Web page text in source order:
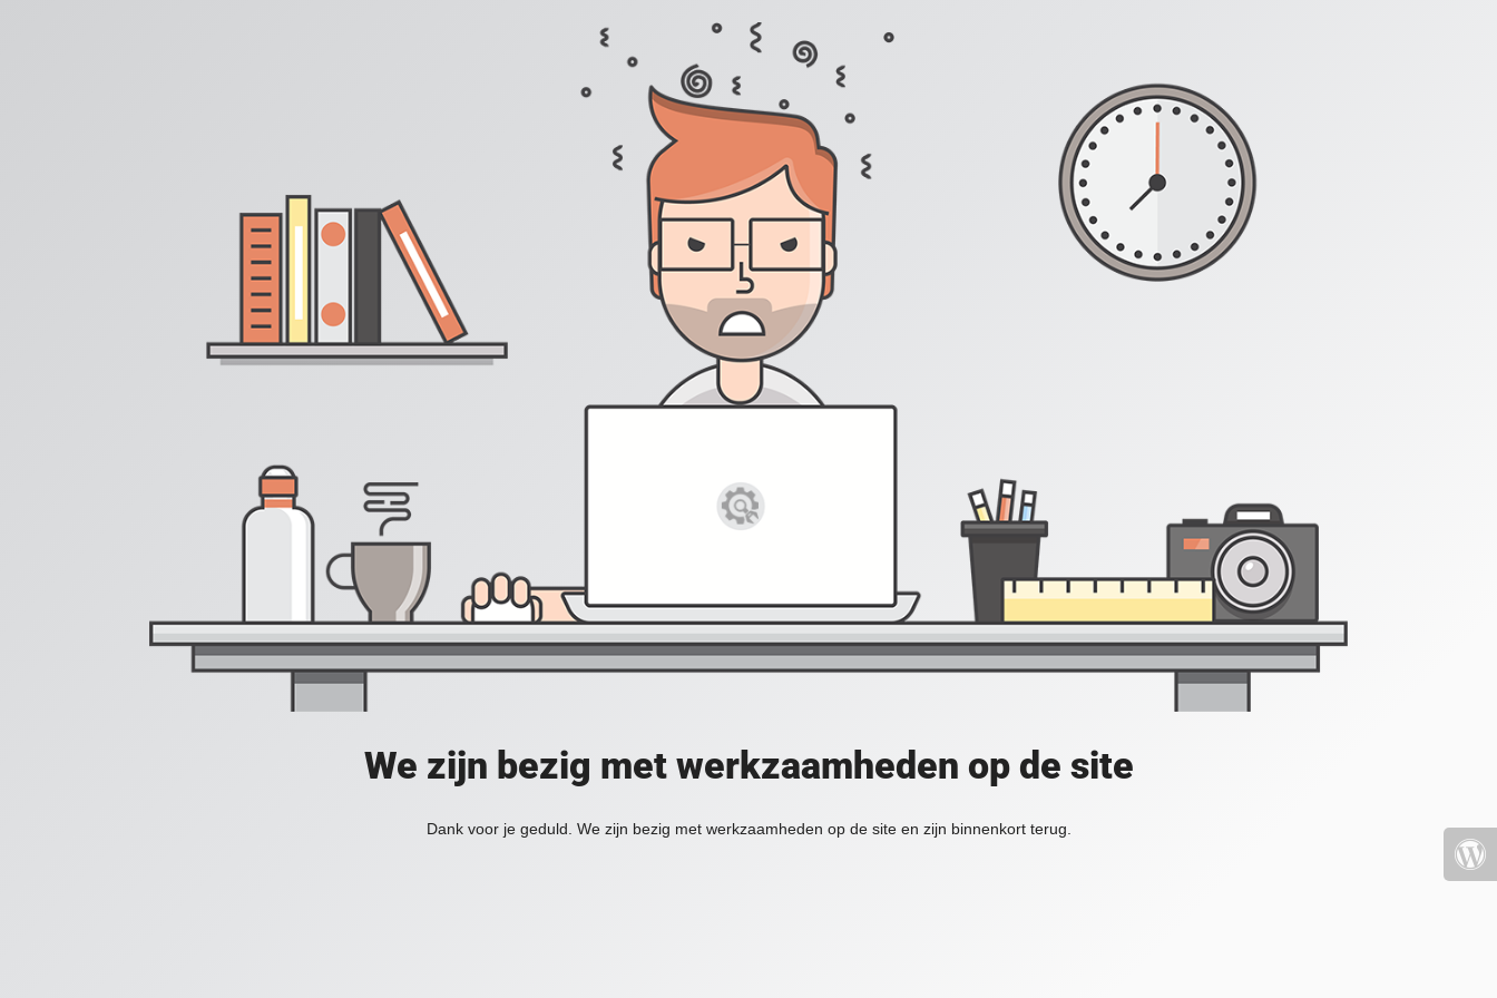
We zijn bezig met werkzaamheden op de site
Dank voor je geduld. We zijn bezig met werkzaamheden op de site en zijn binnenkort terug.